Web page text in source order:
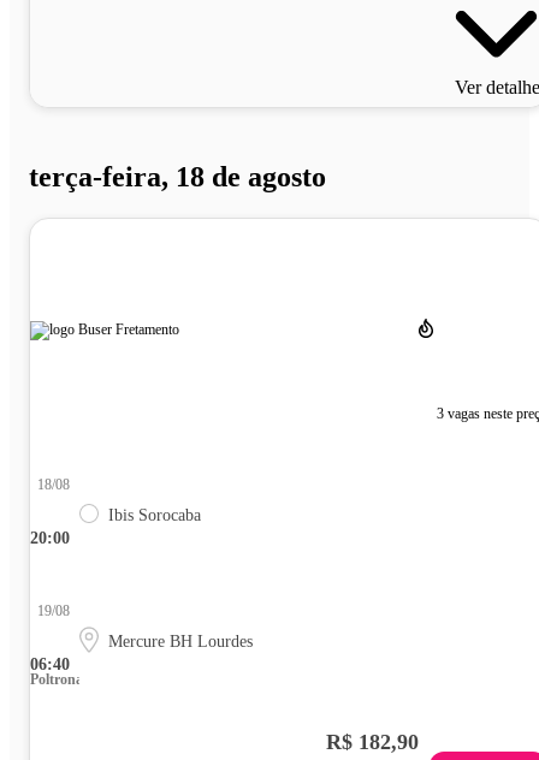
Ver
terça-feira, 18 de agosto
3 vagas neste
20:00
18/08
Ibis Sorocaba
06:40
19/08
Mercure BH Lourdes
Poltrona
R$ 182,90